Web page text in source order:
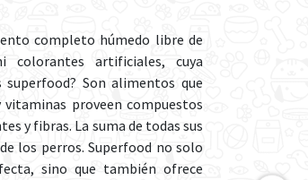
completo húmedo libre de
colorantes artificiales, cuya
Son alimentos que
proveen compuestos
y fibras. La suma de todas sus
los perros. Superfood no solo
sino que también ofrece